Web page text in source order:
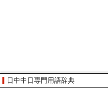
日中中日専門用語辞典